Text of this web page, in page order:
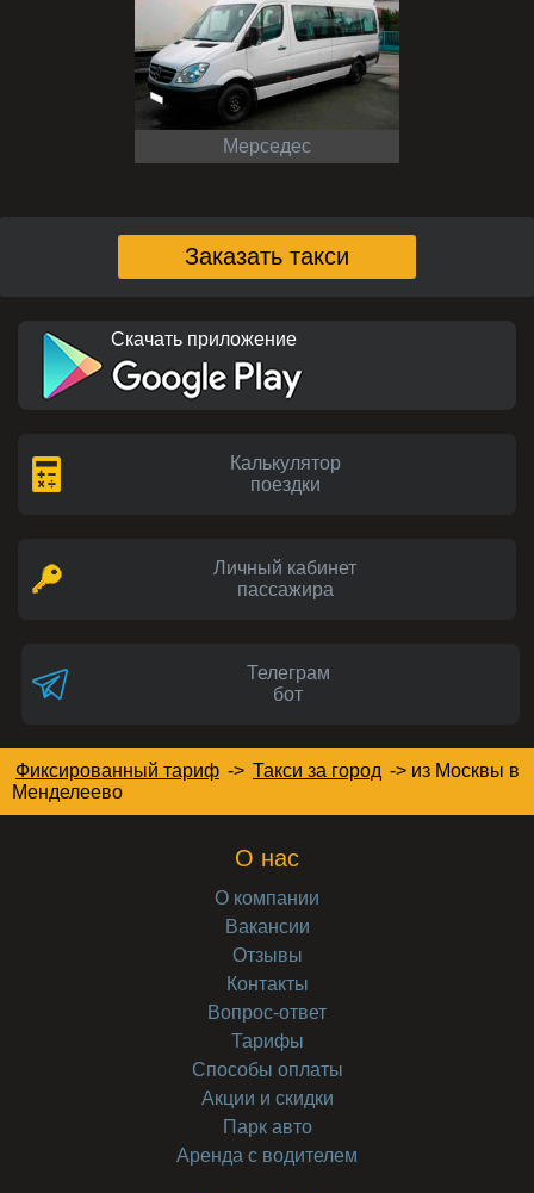
Мерседес
Заказать такси
Скачать приложение
Калькулятор
поездки
Личный кабинет
пассажира
Телеграм
бот
Фиксированный тариф -> Такси за город -> из Москвы в
Менделеево
О нас
О компании
Вакансии
Отзывы
Контакты
Вопрос-ответ
Тарифы
Способы оплаты
Акции и скидки
Парк авто
Аренда с водителем